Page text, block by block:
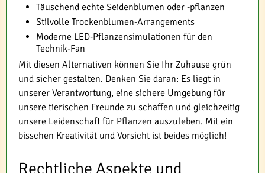
Täuschend echte Seidenblumen oder -pflanzen
Stilvolle Trockenblumen-Arrangements
Moderne LED-Pflanzensimulationen für den
Technik-Fan
Mit diesen Alternativen können Sie Ihr Zuhause grün
und sicher gestalten. Denken Sie daran: Es liegt in
unserer Verantwortung, eine sichere Umgebung für
unsere tierischen Freunde zu schaffen und gleichzeitig
unsere Leidenschaft für Pflanzen auszuleben. Mit ein
bisschen Kreativität und Vorsicht ist beides möglich!
Rechtliche Aspekte und